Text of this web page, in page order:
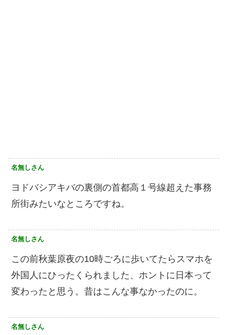
名無しさん
ヨドバシアキバの裏側の首都高１号線超えた事務
所街みたいなところですね。
名無しさん
この前秋葉原夜の10時ごろに歩いてたらスマホを
外国人にひったくられました、ホントに日本って
変わったと思う。昔はこんな事なかったのに。
名無しさん